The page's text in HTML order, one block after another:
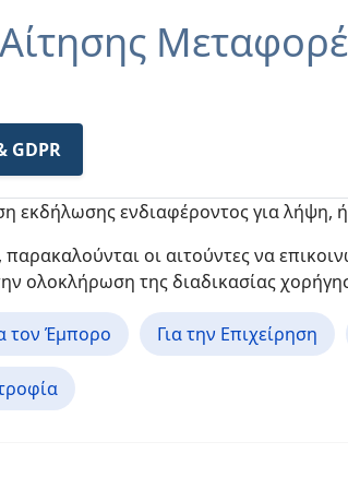
GDPR
εκδήλωσης ενδιαφέροντος για
οι αιτούντες να
ολοκλήρωση της διαδικασίας
τον Έμπορο Για την Επιχείρηση